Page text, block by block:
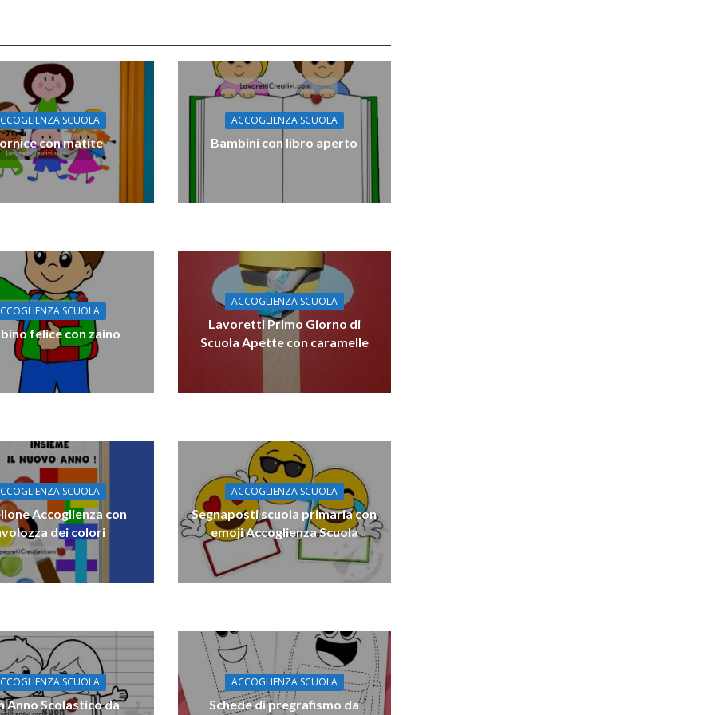
SCUOLA
con matite
ACCOGLIENZA SCUOLA
Bambini con libro aperto
SCUOLA
felice con zaino
ACCOGLIENZA SCUOLA
Lavoretti Primo Giorno di
Scuola Apette con caramelle
SCUOLA
Accoglienza con
dei colori
ACCOGLIENZA SCUOLA
Segnaposti scuola primaria con
emoji Accoglienza Scuola
SCUOLA
Anno Scolastico da
ACCOGLIENZA SCUOLA
Schede di pregrafismo da